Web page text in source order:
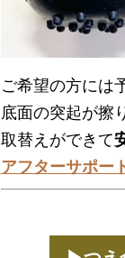
ご希望の方には
底面の突起が擦
取替えができて
アフターサポー